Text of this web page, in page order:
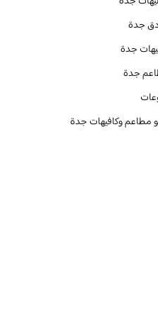
جدة
جدة
جدة
مطاعم وكافيهات جدة